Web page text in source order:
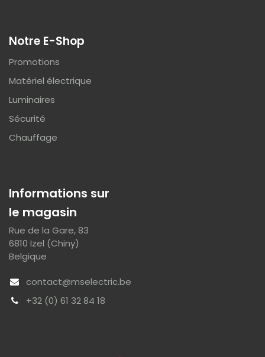
Informations sur
le magasin
Rue de la Gare, 83
6810 Izel (Chiny)
Belgique
contact@mselectric.be
+32 (0) 61 32 84 18
Notre E-Shop
Promotions
Matériel électrique
Luminaires
Sécurité
Chauffage